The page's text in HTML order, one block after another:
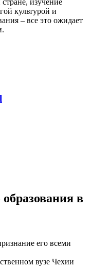
культурой и
– все это ожидает
в
его всеми
вузе Чехии